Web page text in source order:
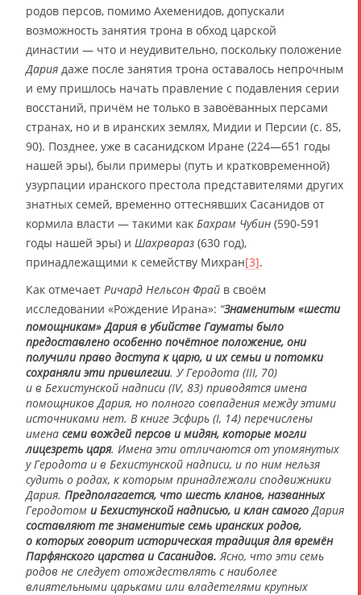
родов персов, помимо Ахеменидов, допускали
возможность занятия трона в обход царской
династии — что и неудивительно, поскольку положение
Дария даже после занятия трона оставалось непрочным
и ему пришлось начать правление с подавления серии
восстаний, причём не только в завоёванных персами
странах, но и в иранских землях, Мидии и Персии (с. 85,
90). Позднее, уже в сасанидском Иране (224―651 годы
нашей эры), были примеры (путь и кратковременной)
узурпации иранского престола представителями других
знатных семей, временно оттеснявших Сасанидов от
кормила власти — такими как Бахрам Чубин (590-591
годы нашей эры) и Шахрвараз (630 год),
принадлежащими к семейству Михран[3].
Как отмечает Ричард Нельсон Фрай в своём
исследовании «Рождение Ирана»: “Знаменитым «шести
помощникам» Дария в убийстве Гауматы было
предоставлено особенно почётное положение, они
получили право доступа к царю, и их семьи и потомки
сохраняли эти привилегии. УГеродота (III, 70)
и в Бехистунской надписи (IV, 83) приводятся имена
помощниковДария, но полного совпадения между этими
источниками нет. В книге Эсфирь (I, 14) перечислены
имена семи вождей персов и мидян, которые могли
лицезреть царя. Имена эти отличаются от упомянутых
уГеродота и в Бехистунской надписи, и по ним нельзя
судить о родах, к которым принадлежали сподвижники
Дария. Предполагается, что шесть кланов, названных
Геродотом и Бехистунской надписью, и клан самогоДария
составляют те знаменитые семь иранских родов,
о которых говорит историческая традиция для времён
Парфянского царства и Сасанидов. Ясно, что эти семь
родов не следует отождествлять с наиболее
влиятельными царьками или владетелями крупных